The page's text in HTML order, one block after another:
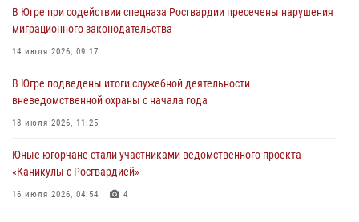
06 августа 2026, 09:07 2 1
Урайский отдел вневедомственной охраны Росгвардии отмечает
05 августа 2026, 12:01 3
В Югре при содействии спецназа Росгвардии пресечены нарушения
миграционного законодательства
14 июля 2026, 09:17
В Югре подведены итоги служебной деятельности
вневедомственной охраны с начала года
18 июля 2026, 11:25
Юные югорчане стали участниками ведомственного проекта
«Каникулы с Росгвардией»
16 июля 2026, 04:54 4